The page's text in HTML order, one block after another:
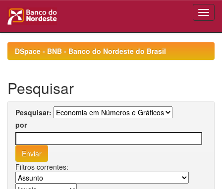
navigationDSpace - BNB - Banco do Nordeste do Brasil
Pesquisar
Pesquisar:
por
Filtros correntes: